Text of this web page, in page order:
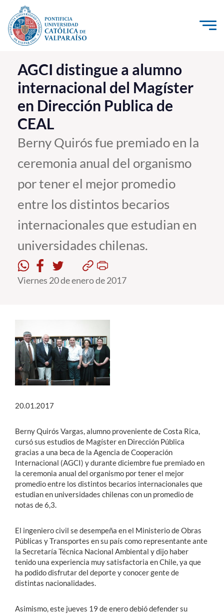
Click acá para ir directamente al contenido
La Universidad
Investigación, Creación e Innovación
PUCV Internacional
Vinculación con el Medio
Pregrado
Postgrado
Formación Continua
Estudiantes
Académicos
English
AGCI distingue a alumno
internacional del Magíster
en Dirección Publica de
CEAL
Berny Quirós fue premiado en la
ceremonia anual del organismo
por tener el mejor promedio
entre los distintos becarios
internacionales que estudian en
universidades chilenas.
Viernes 20 de enero de 2017
20.01.2017
Berny Quirós Vargas, alumno proveniente de Costa Rica,
cursó sus estudios de Magíster en Dirección Pública
gracias a una beca de la Agencia de Cooperación
Internacional (AGCI) y durante diciembre fue premiado en
la ceremonia anual del organismo por tener el mejor
promedio entre los distintos becarios internacionales que
estudian en universidades chilenas con un promedio de
notas de 6,3.
El ingeniero civil se desempeña en el Ministerio de Obras
Públicas y Transportes en su país como representante ante
la Secretaría Técnica Nacional Ambiental y dijo haber
tenido una experiencia muy satisfactoria en Chile, ya que
ha podido disfrutar del deporte y conocer gente de
distintas nacionalidades.
Asimismo, este jueves 19 de enero debió defender su